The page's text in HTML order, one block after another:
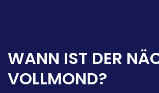
WANN IST DER
VOLLMOND?